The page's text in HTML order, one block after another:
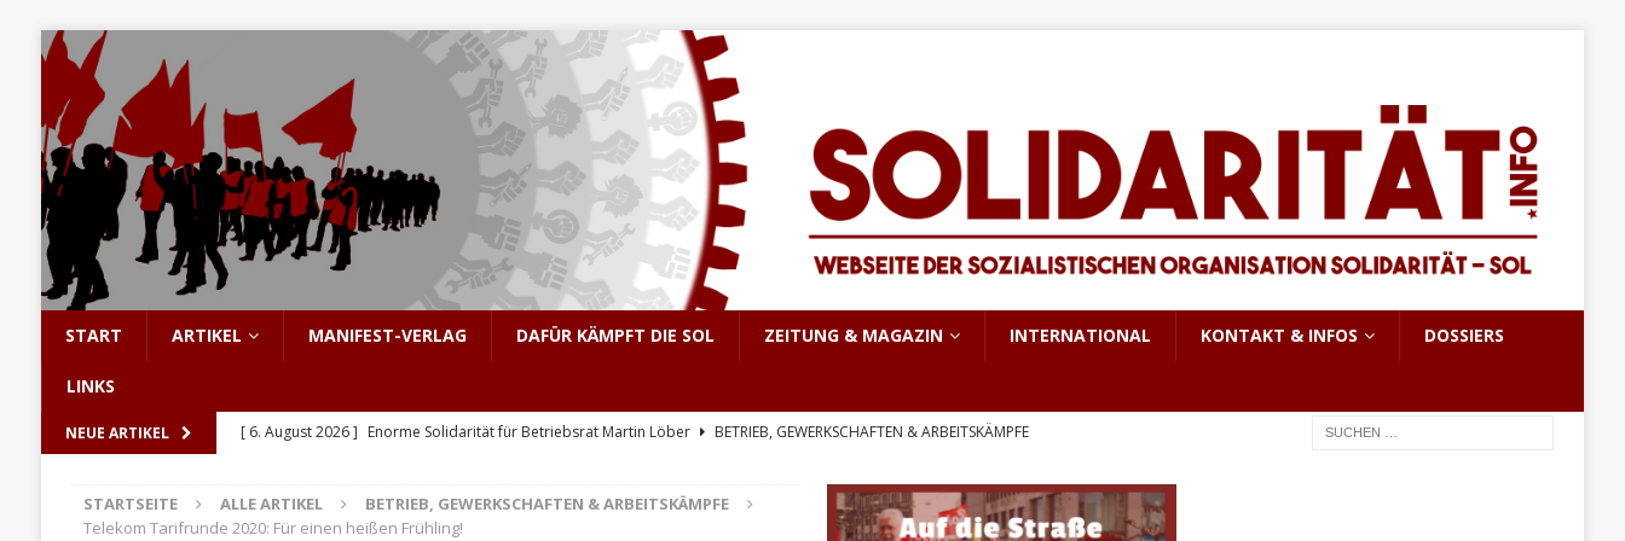
START ARTIKEL MANIFEST-VERLAG DAFÜR KÄMPFT DIE SOL ZEITUNG & MAGAZIN INTERNATIONAL KONTAKT & INFOS DOSSIERS
LINKS
NEUE ARTIKEL [ 6. August 2026 ] Enorme Solidarität für Betriebsrat Martin Löber
BETRIEB, GEWERKSCHAFTEN & ARBEITSKÄMPFE
[ 5. August 2026 ]
Sozialismus: Keine Utopie, sondern Notwendigkeit
THEORIE & GESCHICHTE
STARTSEITE ALLE ARTIKEL
BETRIEB, GEWERKSCHAFTEN & ARBEITSKÄMPFE
Telekom Tarifrunde 2020: Für einen heißen Frühling!